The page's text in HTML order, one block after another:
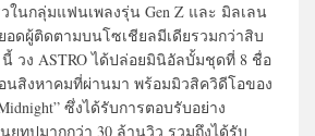
ในกลุ่มแฟนเพลงรุ่น Gen Z และ มิลเลน
อดผู้ติดตามบนโซเชียลมีเดียรวมกว่าสิบ
วง ASTRO ได้ปล่อยมินิอัลบั้มชุดที่ 8 ชื่อ
อนสิงหาคมที่ผ่านมา พร้อมมิวสิควิดีโอของ
ซึ่งได้รับการตอบรับอย่าง
ทูปมากกว่า 30 ล้านวิว รวมถึงได้รับ